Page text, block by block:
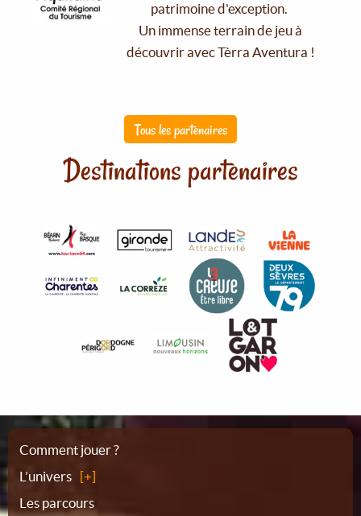
patrimoine d'exception.
Un immense terrain de jeu à
découvrir avec Tèrra Aventura !
Tous les partenaires
Destinations partenaires
Plan
du
Comment jouer ?
L’univers
Les parcours